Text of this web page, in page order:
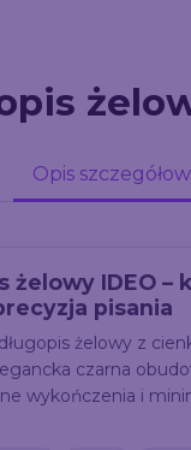
Opis
żelowy IDEO –
pisania
żelowy z
czarna
wykończenia i